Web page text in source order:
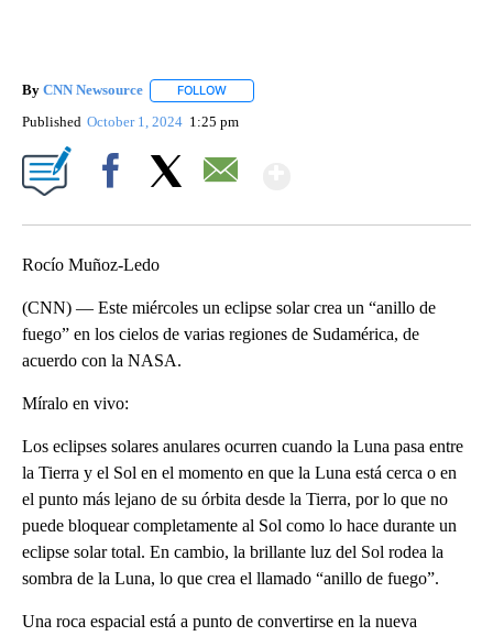
By CNN Newsource FOLLOW
Published October 1, 2024 1:25 pm
Rocío Muñoz-Ledo
(CNN) — Este miércoles un eclipse solar crea un “anillo de
fuego” en los cielos de varias regiones de Sudamérica, de
acuerdo con la NASA.
Míralo en vivo:
Los eclipses solares anulares ocurren cuando la Luna pasa entre
la Tierra y el Sol en el momento en que la Luna está cerca o en
el punto más lejano de su órbita desde la Tierra, por lo que no
puede bloquear completamente al Sol como lo hace durante un
eclipse solar total. En cambio, la brillante luz del Sol rodea la
sombra de la Luna, lo que crea el llamado “anillo de fuego”.
Una roca espacial está a punto de convertirse en la nueva